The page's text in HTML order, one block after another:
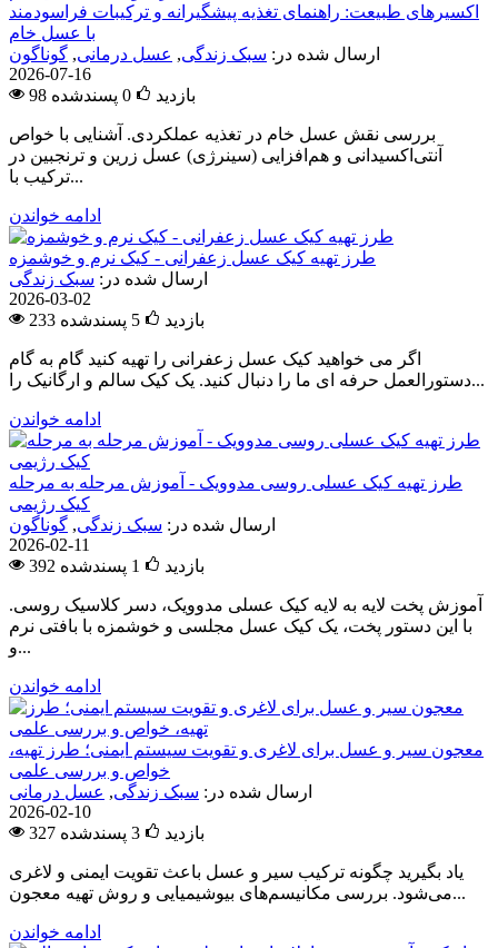
اکسیرهای طبیعت: راهنمای تغذیه پیشگیرانه و ترکیبات فراسودمند
با عسل خام
ارسال شده در: سبک زندگی, عسل درمانی, گوناگون
2026-07-16
98 بازدید
0 پسندشده
بررسی نقش عسل خام در تغذیه عملکردی. آشنایی با خواص
آنتی‌اکسیدانی و هم‌افزایی (سینرژی) عسل زرین و ترنجبین در
ترکیب با...
ادامه خواندن
طرز تهیه کیک عسل زعفرانی - کیک نرم و خوشمزه
ارسال شده در: سبک زندگی
2026-03-02
233 بازدید
5 پسندشده
اگر می خواهید کیک عسل زعفرانی را تهیه کنید گام به گام
دستورالعمل حرفه ای ما را دنبال کنید. یک کیک سالم و ارگانیک را...
ادامه خواندن
طرز تهیه کیک عسلی روسی مدوویک - آموزش مرحله به مرحله
کیک رژیمی
ارسال شده در: سبک زندگی, گوناگون
2026-02-11
392 بازدید
1 پسندشده
آموزش پخت لایه به لایه کیک عسلی مدوویک، دسر کلاسیک روسی.
با این دستور پخت، یک کیک عسل مجلسی و خوشمزه با بافتی نرم
و...
ادامه خواندن
معجون سیر و عسل برای لاغری و تقویت سیستم ایمنی؛ طرز تهیه،
خواص و بررسی علمی
ارسال شده در: سبک زندگی, عسل درمانی
2026-02-10
327 بازدید
3 پسندشده
یاد بگیرید چگونه ترکیب سیر و عسل باعث تقویت ایمنی و لاغری
می‌شود. بررسی مکانیسم‌های بیوشیمیایی و روش تهیه معجون...
ادامه خواندن